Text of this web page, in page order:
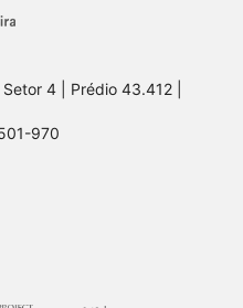
4 | Prédio 43.412 |
970